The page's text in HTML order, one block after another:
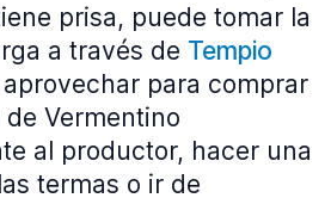
prisa, puede tomar la
a través de Tempio
para comprar
Vermentino
al productor, hacer una
termas o ir de